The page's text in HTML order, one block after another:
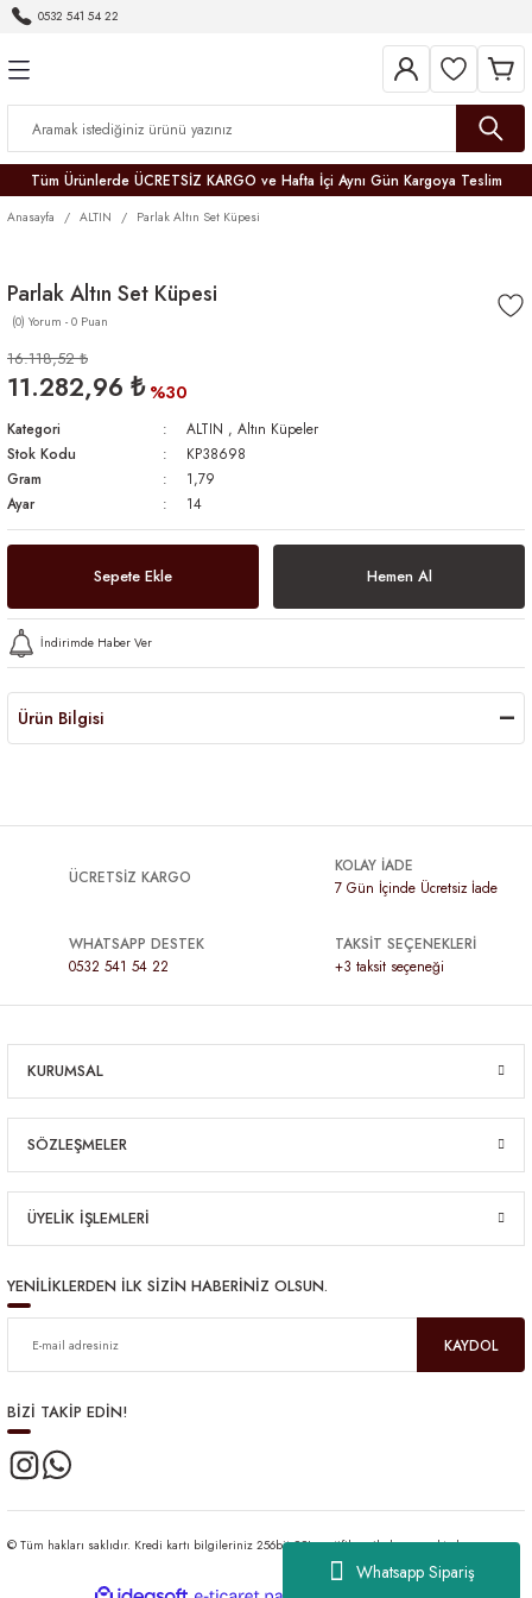
Whatsapp Sipariş
0532 541 54 22
Tüm Ürünlerde ÜCRETSİZ KARGO ve Hafta İçi Aynı Gün Kargoya Teslim
Anasayfa ALTIN Parlak Altın Set Küpesi
Parlak Altın Set Küpesi
(0) Yorum - 0 Puan
16.118,52 ₺
11.282,96 ₺ %30
Kategori ALTIN , Altın Küpeler
Stok Kodu
KP38698
Gram
1,79
Ayar
14
Sepete Ekle Hemen Al
İndirimde Haber Ver
Ürün Bilgisi
ÜCRETSİZ KARGO
KOLAY İADE
7 Gün İçinde Ücretsiz İade
WHATSAPP DESTEK
0532 541 54 22
TAKSİT SEÇENEKLERİ
+3 taksit seçeneği
KURUMSAL
SÖZLEŞMELER
ÜYELİK İŞLEMLERİ
YENİLİKLERDEN İLK SİZİN HABERİNİZ OLSUN.
KAYDOL
BİZİ TAKİP EDİN!
© Tüm hakları saklıdır. Kredi kartı bilgileriniz 256bit SSL sertifikası ile korunmaktadır.
ideasoft